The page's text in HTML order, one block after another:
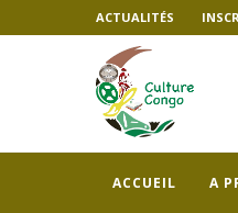
ACTUALITÉS
ACCUEIL A